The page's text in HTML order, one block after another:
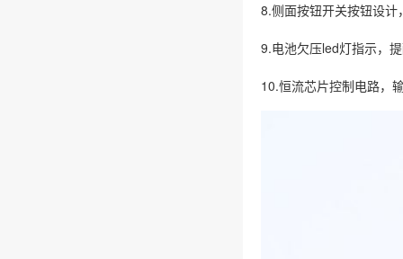
8.侧面按钮开关按钮设计
9.电池欠压led灯指示，
10.恒流芯片控制电路，